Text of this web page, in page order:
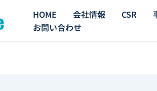
HOME 会社情報 CSR
お問い合わせ